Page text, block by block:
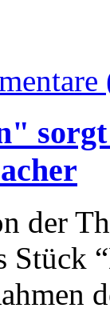
der
Stück